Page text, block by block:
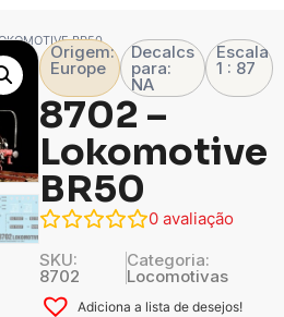
BR50
Origem:
Europe
Decalcs
para:
NA
Escala
1 : 87
8702 –
Lokomotive
BR50
0 avaliação
SKU:
8702
Categoria:
Locomotivas
Adiciona a lista de desejos!